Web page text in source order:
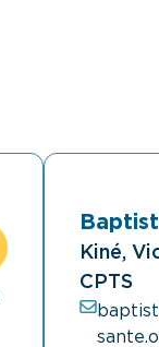
Kiné,
CPTS